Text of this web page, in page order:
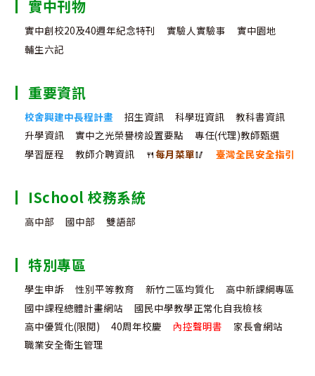
實中刊物
實中創校20及40週年紀念特刊 實驗人實驗事
實中園地
輔生六記
重要資訊
校舍興建中長程計畫 招生資訊 科學班資訊
教科書資訊
升學資訊
實中之光榮譽榜設置要點
專任(代理)教師甄選
學習歷程
教師介聘資訊 🍴每月菜單🥢 臺灣全民安全指引
ISchool 校務系統
高中部 國中部 雙語部
特別專區
學生申訴 性別平等教育 新竹二區均質化
高中新課綱專區
國中課程總體計畫網站
國民中學教學正常化自我檢核
高中優質化(限閱)
40周年校慶 內控聲明書
家長會網站
職業安全衛生管理